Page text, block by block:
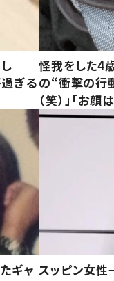
ぎる
怪我をした4
の“衝撃の行
（笑）」「お
ギャ スッピン女